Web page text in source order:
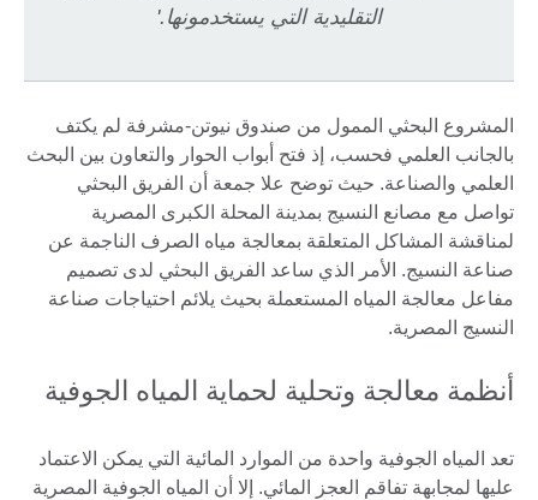
التقليدية التي يستخدمونها.'
المشروع البحثي الممول من صندوق نيوتن-مشرفة لم يكتف
بالجانب العلمي فحسب، إذ فتح أبواب الحوار والتعاون بين البحث
العلمي والصناعة. حيث توضح علا جمعة أن الفريق البحثي
تواصل مع مصانع النسيج بمدينة المحلة الكبرى المصرية
لمناقشة المشاكل المتعلقة بمعالجة مياه الصرف الناجمة عن
صناعة النسيج. الأمر الذي ساعد الفريق البحثي لدى تصميم
مفاعل معالجة المياه المستعملة بحيث يلائم احتياجات صناعة
النسيج المصرية.
أنظمة معالجة وتحلية لحماية المياه الجوفية
تعد المياه الجوفية واحدة من الموارد المائية التي يمكن الاعتماد
عليها لمجابهة تفاقم العجز المائي. إلا أن المياه الجوفية المصرية